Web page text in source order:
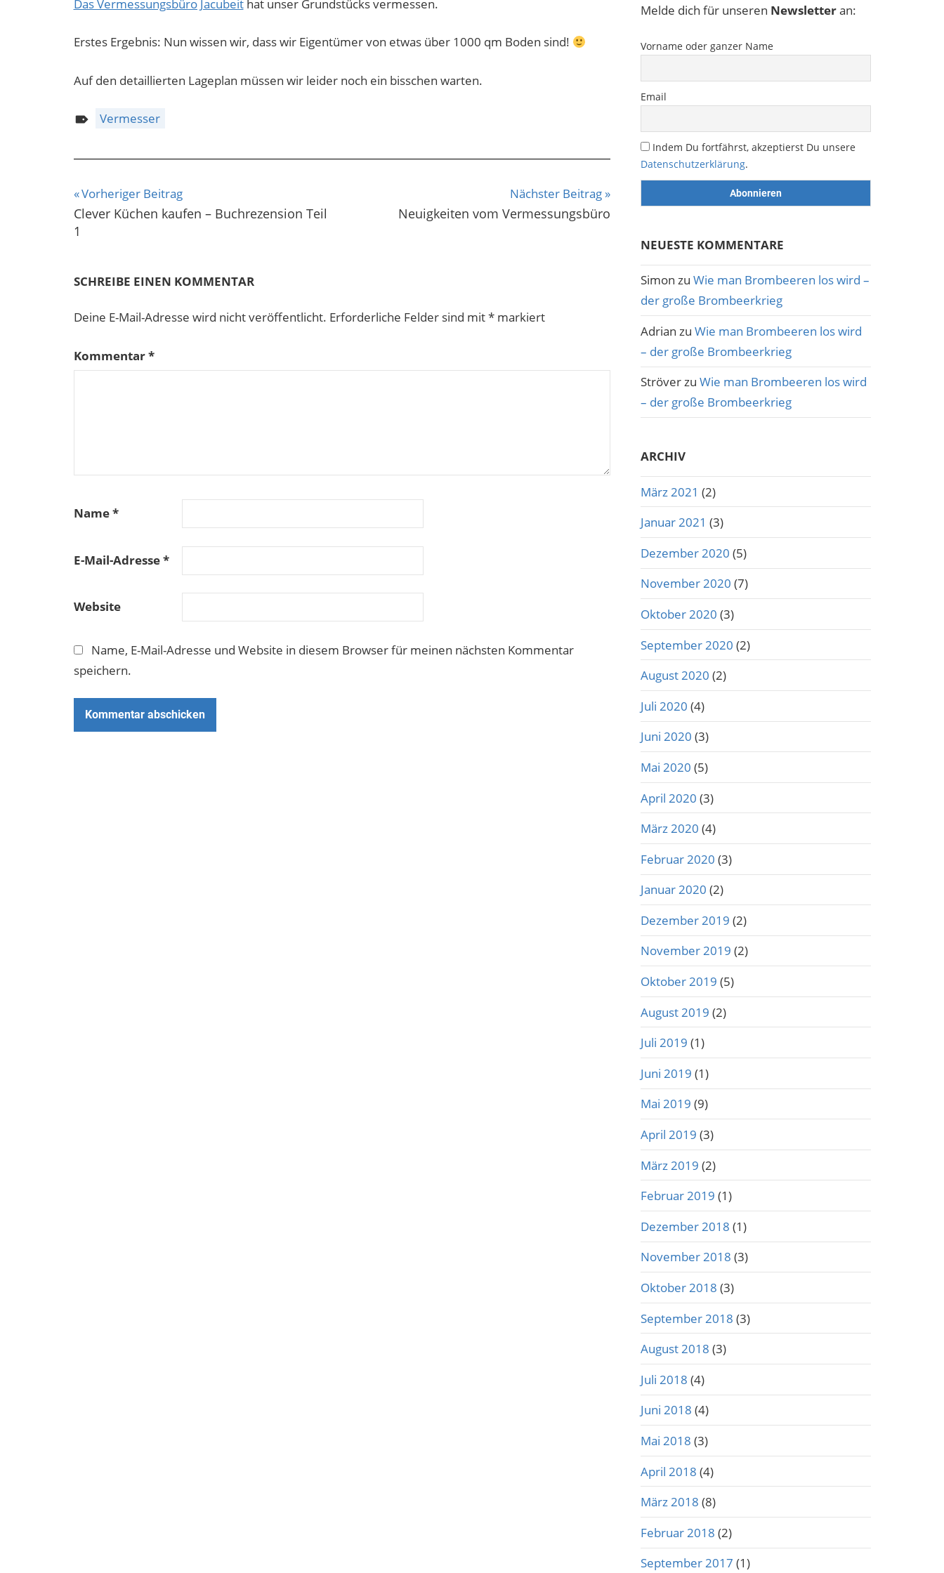
Das Vermessungsbüro Jacubeithat unser Grundstücks vermessen.
Erstes Ergebnis: Nun wissen wir, dass wir Eigentümer von etwas über 1000 qm Boden sind!
Auf den detaillierten Lageplan müssen wir leider noch ein bisschen warten.
Vermesser
Beitragsnavigation
Vorheriger Beitrag
Clever Küchen kaufen – Buchrezension Teil
1
Nächster Beitrag
Neuigkeiten vom Vermessungsbüro
SCHREIBE EINEN KOMMENTAR
Deine E-Mail-Adresse wird nicht veröffentlicht. Erforderliche Felder sind mit*markiert
Kommentar*
Name*
E-Mail-Adresse*
Website
Name, E-Mail-Adresse und Website in diesem Browser für meinen nächsten Kommentar
speichern.
Melde dich für unseren Newsletteran:
Vorname oder ganzer Name
Email
Indem Du fortfährst, akzeptierst Du unsere
Datenschutzerklärung.
NEUESTE KOMMENTARE
Simon zu Wie man Brombeeren los wird –
der große Brombeerkrieg
Adrian zu Wie man Brombeeren los wird
– der große Brombeerkrieg
Ströverzu Wie man Brombeeren los wird
– der große Brombeerkrieg
ARCHIV
März 2021 (2)
Januar 2021 (3)
Dezember 2020 (5)
November 2020 (7)
Oktober 2020 (3)
September 2020 (2)
August 2020 (2)
Juli 2020 (4)
Juni 2020 (3)
Mai 2020 (5)
April 2020 (3)
März 2020 (4)
Februar 2020 (3)
Januar 2020 (2)
Dezember 2019 (2)
November 2019 (2)
Oktober 2019 (5)
August 2019 (2)
Juli 2019 (1)
Juni 2019 (1)
Mai 2019 (9)
April 2019 (3)
März 2019 (2)
Februar 2019 (1)
Dezember 2018 (1)
November 2018 (3)
Oktober 2018 (3)
September 2018 (3)
August 2018 (3)
Juli 2018 (4)
Juni 2018 (4)
Mai 2018 (3)
April 2018 (4)
März 2018 (8)
Februar 2018 (2)
September 2017 (1)